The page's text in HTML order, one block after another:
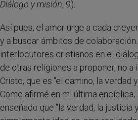
Diálogo y misión, 9).
Así pues, el amor urge a cada
y a buscar ámbitos de
interlocutores cristianos en el
de otras religiones a proponer, no a
Cristo, que es "el camino, la verdad
Como afirmé en mi última encíclica,
enseñado que "la verdad, la justicia